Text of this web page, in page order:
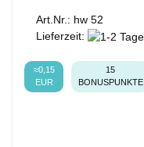
Art.Nr.: hw 52
Lieferzeit:
15
BONUSPUNKTE
≈0,15
EUR